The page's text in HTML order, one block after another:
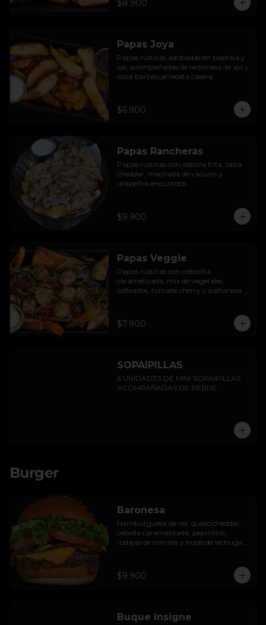
$8.900
Papas Joya
Papas rústicas adobadas en paprika y
sal, acompañadas de lactonesa de ajo y
salsa barbecue receta casera.
$6.900
Papas Rancheras
Papas rústicas con cebolla frita, salsa
cheddar, mechada de vacuno y
jalapeños encurtidos.
$9.900
Papas Veggie
Papas rústicas con cebollita
caramelizada, mix de vegetales
salteados, tomate cherry y paltonesa
$7.900
SOPAIPILLAS
6 UNIDADES DE MINI SOPAIPILLAS
ACOMPAÑADAS DE PEBRE
Burger
Baronesa
Hamburguesa de res, queso cheddar,
cebolla caramelizada, pepinillos,
rodajas de tomate y hojas de lechuga
$9.900
Buque Insigne